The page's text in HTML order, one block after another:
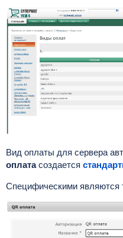
Вид оплаты для сервера
оплатасоздается
Специфическими являются